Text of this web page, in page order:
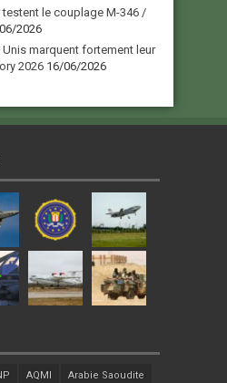
le couplage M-346 /
2026
marquent fortement leur
2026 16/06/2026
AQMI Arabie Saoudite